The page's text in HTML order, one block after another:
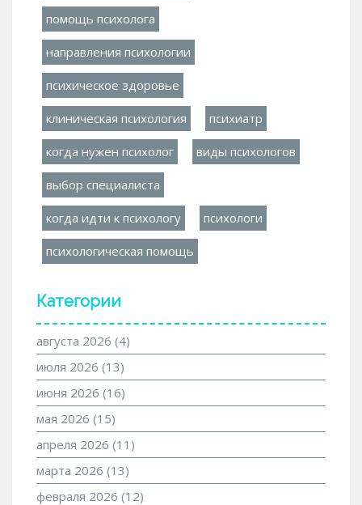
помощь психолога
направления психологии
психическое здоровье
клиническая психология психиатр
когда нужен психолог виды психологов
выбор специалиста
когда идти к психологу психологи
психологическая помощь
Категории
августа 2026 (4)
июля 2026 (13)
июня 2026 (16)
мая 2026 (15)
апреля 2026 (11)
марта 2026 (13)
февраля 2026 (12)